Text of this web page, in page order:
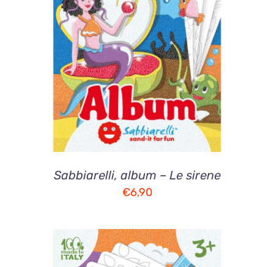
AGGIUNGI AL CARRELLO
/
DETTAGLI
Sabbiarelli, album – Le sirene
€6,90